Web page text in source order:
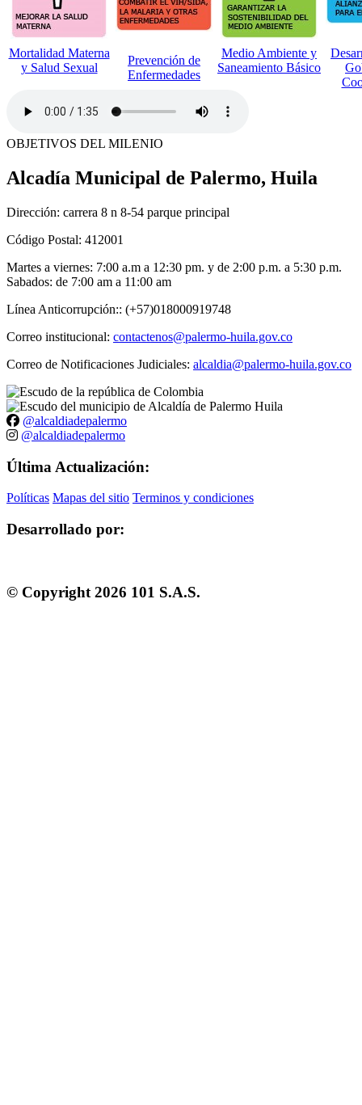
Mortalidad Materna
y Salud Sexual
Prevención de
Enfermedades
Medio Ambiente y
Saneamiento Básico
​O​BJETIVOS DEL MILENIO
Alcadía Municipal de Palermo, Huila
Dirección: carrera 8 n 8-54 parque principal
Código Postal: 412001
Martes a viernes: 7:00 a.m a 12:30 pm. y de 2:00 p.m. a 5:30 p.m.
Sabados: de 7:00 am a 11:00 am
Línea Anticorrupción:: (+57)018000919748
Correo institucional: contactenos@palermo-huila.gov.co
Correo de Notificaciones Judiciales: alcaldia@palermo-huila.gov.co
@alcaldiadepalermo
@alcaldiadepalermo
Última Actualización:
Políticas Mapas del sitio Terminos y condiciones
Desarrollado por:
© Copyright 2026 101 S.A.S.